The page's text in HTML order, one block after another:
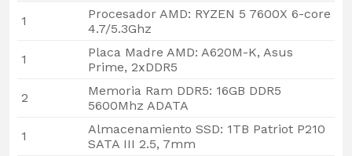
1
Procesador AMD: RYZEN 5 7600X 6-core
4.7/5.3Ghz
1
Placa Madre AMD: A620M-K, Asus
Prime, 2xDDR5
2
Memoria Ram DDR5: 16GB DDR5
5600Mhz ADATA
1
Almacenamiento SSD: 1TB Patriot P210
SATA III 2.5, 7mm